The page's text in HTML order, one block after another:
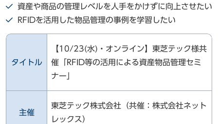
資産や商品の管理レベルを人手をかけずに向上させたい
RFIDを活用した物品管理の事例を学習したい
タイトル
【10/23(水)・オンライン】東芝テック様共
催「RFID等の活用による資産物品管理セミ
ナー」
主催
東芝テック株式会社（共催：株式会社ネット
レックス）